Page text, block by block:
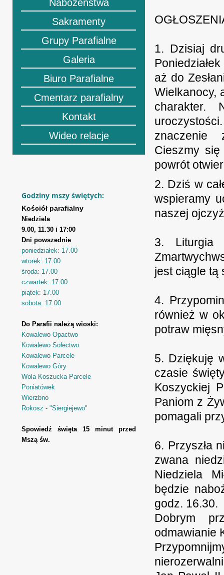
Nabożeństwa
Sakramenty
Grupy Parafialne
Galeria
Biuro Parafialne
Cmentarz parafialny
Kontakt
Wideo relacje
Godziny mszy świętych:
Kościół parafialny
Niedziela
9.00, 11.30 i 17:00
Dni powszednie
poniedziałek: 17.00
wtorek: 17.00
środa: 17.00
czwartek: 17.00
piątek: 17.00
sobota: 17.00
Do Parafii należą wioski:
Kowalewo Opactwo
Kowalewo Sołectwo
Kowalewo Parcele
Kowalewo Góry
Wola Koszucka Parcele
Poniatówek
Wierzbno
Rokosz - "Siergiejewo"
Spowiedź święta 15 minut przed
Mszą św.
1. Dzisiaj
aż do
Wielkanocy,
charakter.
znaczenie
Cieszmy
powrót
2. Dziś w
wspieramy
naszej
3. Liturgia
jest ciągle tą
4.
również w
potraw
5. Dziękuję
czasie
Koszyckiej
Paniom z
pomagali
6. Przyszła
zwana
Niedziela
będzie
godz. 16.30.
Dobrym
odmawianie